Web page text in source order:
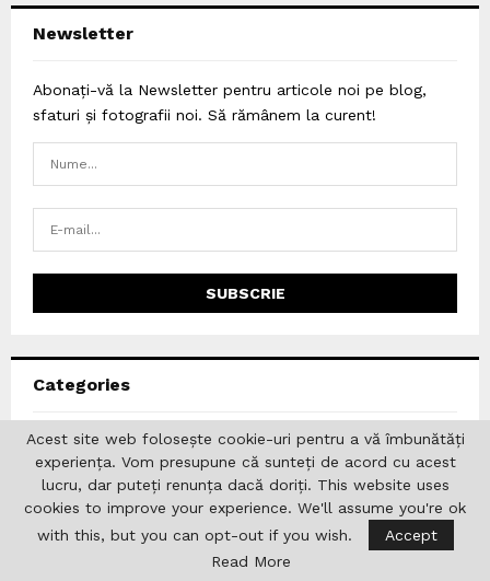
Newsletter
Abonați-vă la Newsletter pentru articole noi pe blog,
sfaturi și fotografii noi. Să rămânem la curent!
Categories
Academia Română
(127)
Afaceri
AGERPRESS
(2)
Analize
(4)
Acest site web folosește cookie-uri pentru a vă îmbunătăți
experiența. Vom presupune că sunteți de acord cu acest
lucru, dar puteți renunța dacă doriți. This website uses
cookies to improve your experience. We'll assume you're ok
with this, but you can opt-out if you wish.
Accept
Read More